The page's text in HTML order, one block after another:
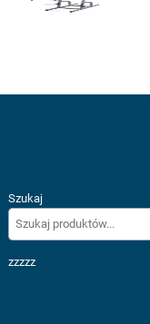
Szukaj
zzzzz